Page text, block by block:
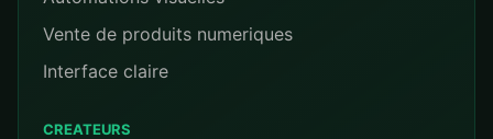
Vente de produits numeriques
Interface claire
CREATEURS